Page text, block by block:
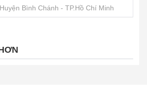
Huyện Bình Chánh
TP.Hồ Chí Minh